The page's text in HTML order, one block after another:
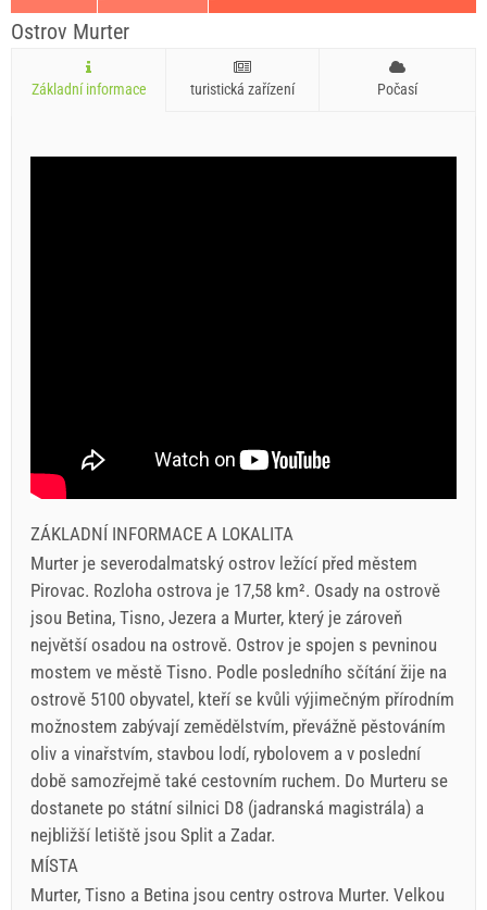
Ostrov Murter
Základní informace turistická zařízení Počasí
ZÁKLADNÍ INFORMACE A LOKALITA
Murter je severodalmatský ostrov ležící před městem
Pirovac. Rozloha ostrova je 17,58 km². Osady na ostrově
jsou Betina, Tisno, Jezera a Murter, který je zároveň
největší osadou na ostrově. Ostrov je spojen s pevninou
mostem ve městě Tisno. Podle posledního sčítání žije na
ostrově 5100 obyvatel, kteří se kvůli výjimečným přírodním
možnostem zabývají zemědělstvím, převážně pěstováním
oliv a vinařstvím, stavbou lodí, rybolovem a v poslední
době samozřejmě také cestovním ruchem. Do Murteru se
dostanete po státní silnici D8 (jadranská magistrála) a
nejbližší letiště jsou Split a Zadar.
MÍSTA
Murter, Tisno a Betina jsou centry ostrova Murter. Velkou